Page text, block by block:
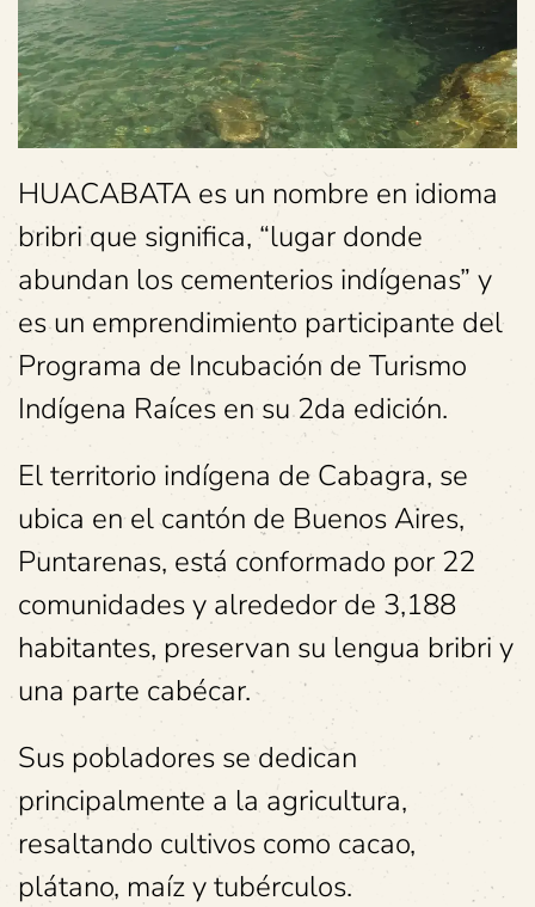
HUACABATA es un nombre en idioma
bribri que significa, “lugar donde
abundan los cementerios indígenas” y
es un emprendimiento participante del
Programa de Incubación de Turismo
Indígena Raíces en su 2da edición.
El territorio indígena de Cabagra, se
ubica en el cantón de Buenos Aires,
Puntarenas, está conformado por 22
comunidades y alrededor de 3,188
habitantes, preservan su lengua bribri y
una parte cabécar.
Sus pobladores se dedican
principalmente a la agricultura,
resaltando cultivos como cacao,
plátano, maíz y tubérculos.